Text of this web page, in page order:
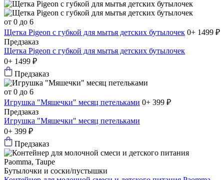
от 0 до 6
Щетка Pigeon с губкой для мытья детских бутылочек 0+ 1499 ₽
Предзаказ
Щетка Pigeon с губкой для мытья детских бутылочек
0+ 1499 ₽
Предзаказ
от 0 до 6
Игрушка "Мяшечки" месяц петельками 0+ 399 ₽
Предзаказ
Игрушка "Мяшечки" месяц петельками
0+ 399 ₽
Предзаказ
Бутылочки и соски/пустышки